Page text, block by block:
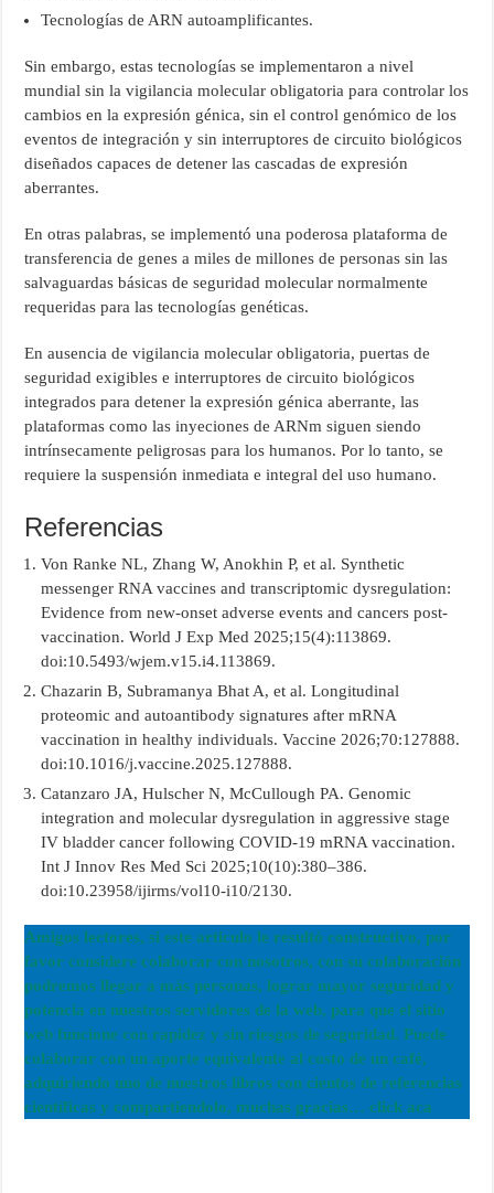
Tecnologías de ARN autoamplificantes.
Sin embargo, estas tecnologías se implementaron a nivel
mundial sin la vigilancia molecular obligatoria para controlar los
cambios en la expresión génica, sin el control genómico de los
eventos de integración y sin interruptores de circuito biológicos
diseñados capaces de detener las cascadas de expresión
aberrantes.
En otras palabras, se implementó una poderosa plataforma de
transferencia de genes a miles de millones de personas sin las
salvaguardas básicas de seguridad molecular normalmente
requeridas para las tecnologías genéticas.
En ausencia de vigilancia molecular obligatoria, puertas de
seguridad exigibles e interruptores de circuito biológicos
integrados para detener la expresión génica aberrante, las
plataformas como las inyeciones de ARNm siguen siendo
intrínsecamente peligrosas para los humanos. Por lo tanto, se
requiere la suspensión inmediata e integral del uso humano.
Referencias
Von Ranke NL, Zhang W, Anokhin P, et al. Synthetic
messenger RNA vaccines and transcriptomic dysregulation:
Evidence from new-onset adverse events and cancers post-
vaccination. World J Exp Med 2025;15(4):113869.
doi:10.5493/wjem.v15.i4.113869.
Chazarin B, Subramanya Bhat A, et al. Longitudinal
proteomic and autoantibody signatures after mRNA
vaccination in healthy individuals. Vaccine 2026;70:127888.
doi:10.1016/j.vaccine.2025.127888.
Catanzaro JA, Hulscher N, McCullough PA. Genomic
integration and molecular dysregulation in aggressive stage
IV bladder cancer following COVID-19 mRNA vaccination.
Int J Innov Res Med Sci 2025;10(10):380–386.
doi:10.23958/ijirms/vol10-i10/2130.
Amigos lectores, si este articulo le resultó constructivo, por
favor considere colaborar con nosotros, con su colaboración
podremos llegar a más personas, lograr mayor seguridad y
potencia en nuestros servidores de la web, para que el sitio
web funcione con rapidez y sin riesgos de seguridad. Puede
colaborar con un aporte equivalente al costo de un café,
adquiriendo uno de nuestros libros con cientos de referencias
científicas y compartiendolo, muchas gracias… click aca